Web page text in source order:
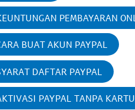
PEMBAYARAN
BUAT AKUN PAYPAL
DAFTAR PAYPAL
PAYPAL TANPA